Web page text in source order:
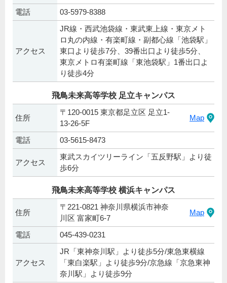
電話 03-5979-8388
アクセス
JR線・西武池袋線・東武東上線・東京メト
ロ丸の内線・有楽町線・副都心線「池袋駅」
東口より徒歩7分、39番出口より徒歩5分、
東京メトロ有楽町線「東池袋駅」1番出口よ
り徒歩4分
飛鳥未来高等学校 足立キャンパス
住所
〒120-0015 東京都足立区 足立1-
13-26-5F
Map
電話 03-5615-8473
アクセス
東武スカイツリーライン「五反野駅」より徒
歩6分
飛鳥未来高等学校 横浜キャンパス
住所
〒221-0821 神奈川県横浜市神奈
川区 富家町6-7
Map
電話 045-439-0231
アクセス
JR「東神奈川駅」より徒歩5分/東急東横線
「東白楽駅」より徒歩9分/京急線「京急東神
奈川駅」より徒歩9分